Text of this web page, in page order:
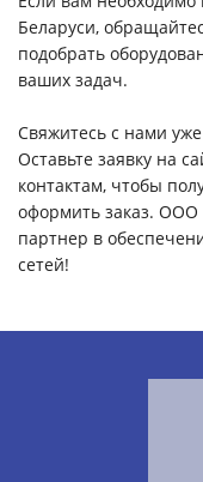
Беларуси,
подобрать
ваших задач.
Свяжитесь с нами уже
Оставьте заявку на
контактам, чтобы
оформить заказ.
партнер в
сетей!